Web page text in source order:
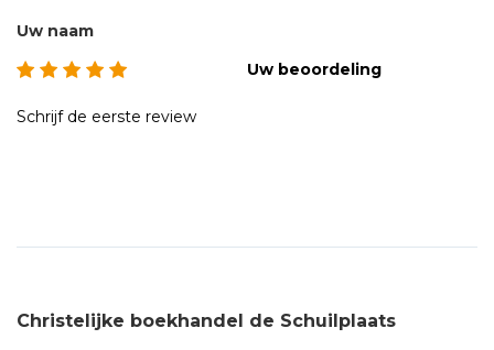
Uw naam
Uw beoordeling
Schrijf de eerste review
Christelijke boekhandel de Schuilplaats